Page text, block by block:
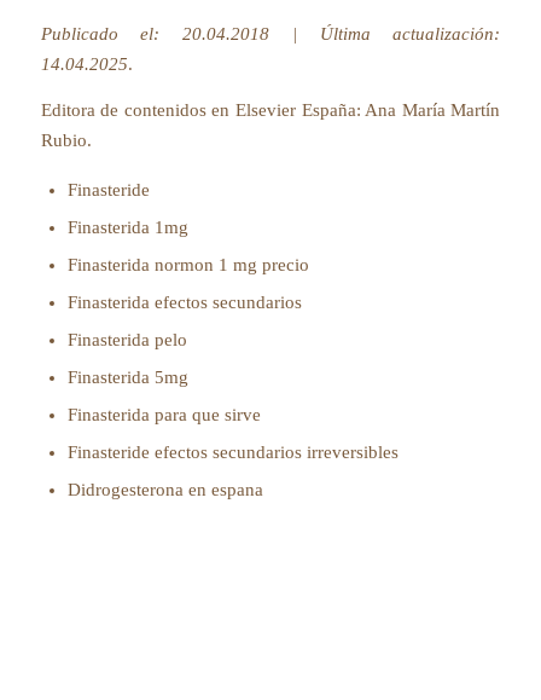
Publicado el: 20.04.2018 | Última actualización:
14.04.2025.
Editora de contenidos en Elsevier España: Ana María Martín
Rubio.
Finasteride
Finasterida 1mg
Finasterida normon 1 mg precio
Finasterida efectos secundarios
Finasterida pelo
Finasterida 5mg
Finasterida para que sirve
Finasteride efectos secundarios irreversibles
Didrogesterona en espana